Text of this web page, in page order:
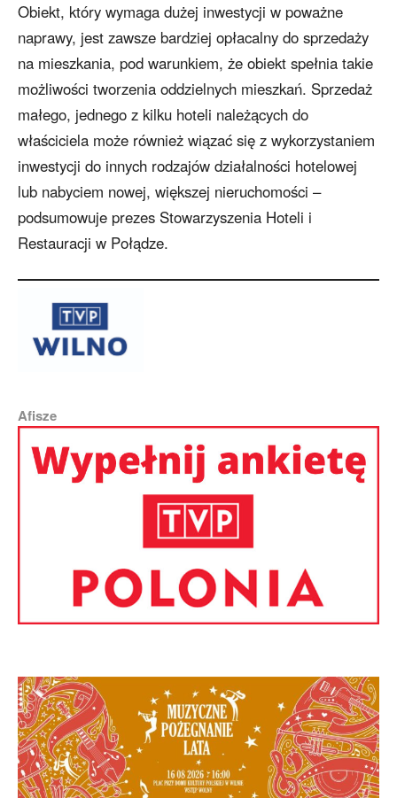
Obiekt, który wymaga dużej inwestycji w poważne
naprawy, jest zawsze bardziej opłacalny do sprzedaży
na mieszkania, pod warunkiem, że obiekt spełnia takie
możliwości tworzenia oddzielnych mieszkań. Sprzedaż
małego, jednego z kilku hoteli należących do
właściciela może również wiązać się z wykorzystaniem
inwestycji do innych rodzajów działalności hotelowej
lub nabyciem nowej, większej nieruchomości –
podsumowuje prezes Stowarzyszenia Hoteli i
Restauracji w Połądze.
Afisze